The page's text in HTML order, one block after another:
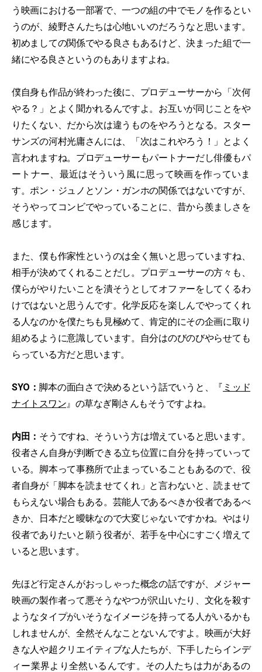
う映画における一部署で、一つの組の中でモノを作るとい
うのが、綾野さんたちは心地いいのだろうなと思います。
初めましての関係でやる良さもあるけど、決まった組で一
緒にやる良さというのもありますよね。
僕自身も作品が終わった後に、プロデューサーから「次何
やる？」とよく聞かれるんですよ。お互いが同じことをや
りたくない、だから次は違うものをやろうとなる。スター
サンズの河村光庸さんには、「次はこれやろう！」とよく
言われますね。プロデューサーもパートナーだし俳優もパ
ートナー、最近はそういう風に思って映画を作っていま
す。ポン・ジュノとソン・ガンホの関係ではないですが、
そうやってコンビでやっていることに、昔から羨ましさを
感じます。
また、僕も作家性というのは全く無いと思っていますね、
相手が決めてくれることだし。プロデューサーの方々も、
僕らがやりたいことを潰そうとしてオファーをしてくるわ
けではないと思うんです。化学反応を楽しんでやってくれ
る人なのかを僕たちも見極めて、肯定的にその企画に取り
組めるように意識しています。自分はのびのびやらせても
らっている方だと思います。
SYO： 脚本の面白さで決めるという話でいうと、『 ミッド
ナイトスワン』の草なぎ剛さんもそうですよね。
内田： そうですね、そういう方は増えていると思います。
役者さん自身が判断できる立ち位置に自分を持っていって
いる。脚本って事務所で止まっていることもあるので、役
者自身が「脚本を読ませてくれ」と言わないと、読ませて
もらえない場合もある。芸能人であるべきか役者であるべ
きか、日本だと曖昧なので大変じゃないですかね。やはり
役者でありたいと願う役者が、若手を中心にすごく増えて
いると思います。
先ほど行定さんがおっしゃった概念の話ですが、メジャー
映画の製作者って悪そうなやつが沢山いたり、文化を殺す
ようなタイプがいそうなイメージを持ってる人がいるかも
しれませんが、全然そんなことないんですよ。映画が大好
きな人や超クリエイティブな人たちが、下手したらインデ
ィー業界より全然いるんです。その人たちは力があるの